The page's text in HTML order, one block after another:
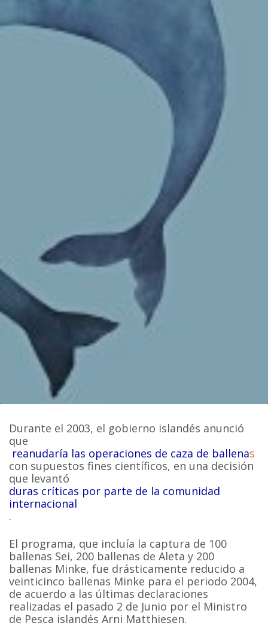
Durante el 2003, el gobierno islandés anunció
que
reanudaría las operaciones de caza de ballenas
con supuestos fines científicos, en una decisión
que levantó
duras críticas por parte de la comunidad
internacional
.
El programa, que incluía la captura de 100
ballenas Sei, 200 ballenas de Aleta y 200
ballenas Minke, fue drásticamente reducido a
veinticinco ballenas Minke para el periodo 2004,
de acuerdo a las últimas declaraciones
realizadas el pasado 2 de Junio por el Ministro
de Pesca islandés Arni Matthiesen.